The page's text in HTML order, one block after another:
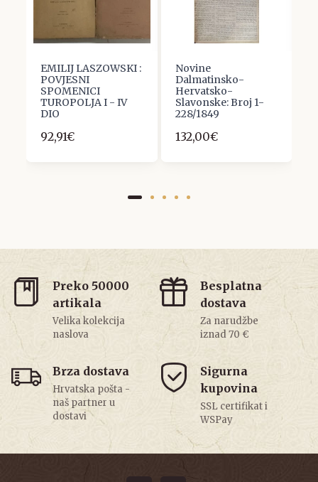
EMILIJ LASZOWSKI :
POVJESNI
SPOMENICI
TUROPOLJA I - IV
DIO
92,91€
Novine
Dalmatinsko-
Hervatsko-
Slavonske: Broj 1-
228/1849
132,00€
Preko 50000
artikala
Velika kolekcija
naslova
Besplatna
dostava
Za narudžbe
iznad 70 €
Brza dostava
Hrvatska pošta -
naš partner u
dostavi
Sigurna
kupovina
SSL certifikat i
WSPay